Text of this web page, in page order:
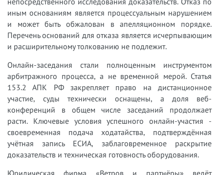
иным основаниям является процессуальным нарушением
и может быть обжалован в апелляционном порядке.
Перечень оснований для отказа является исчерпывающим
и расширительному толкованию не подлежит.
Онлайн-заседания стали полноценным инструментом
арбитражного процесса, а не временной мерой. Статья
153.2 АПК РФ закрепляет право на дистанционное
участие, суды технически оснащены, а доля веб-
конференций в общем числе заседаний продолжает
расти. Ключевые условия успешного онлайн-участия -
своевременная подача ходатайства, подтверждённая
учётная запись ЕСИА, заблаговременное раскрытие
доказательств и техническая готовность оборудования.
Юридическая фирма «Ветров и партнёры» ведёт